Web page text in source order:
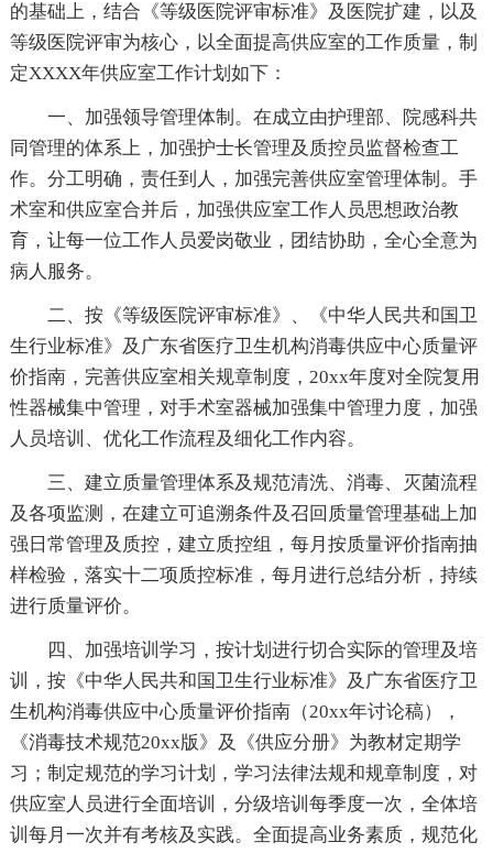
的基础上，结合《等级医院评审标准》及医院扩建，以及
等级医院评审为核心，以全面提高供应室的工作质量，制
定XXXX年供应室工作计划如下：
一、加强领导管理体制。在成立由护理部、院感科共
同管理的体系上，加强护士长管理及质控员监督检查工
作。分工明确，责任到人，加强完善供应室管理体制。手
术室和供应室合并后，加强供应室工作人员思想政治教
育，让每一位工作人员爱岗敬业，团结协助，全心全意为
病人服务。
二、按《等级医院评审标准》、《中华人民共和国卫
生行业标准》及广东省医疗卫生机构消毒供应中心质量评
价指南，完善供应室相关规章制度，20xx年度对全院复用
性器械集中管理，对手术室器械加强集中管理力度，加强
人员培训、优化工作流程及细化工作内容。
三、建立质量管理体系及规范清洗、消毒、灭菌流程
及各项监测，在建立可追溯条件及召回质量管理基础上加
强日常管理及质控，建立质控组，每月按质量评价指南抽
样检验，落实十二项质控标准，每月进行总结分析，持续
进行质量评价。
四、加强培训学习，按计划进行切合实际的管理及培
训，按《中华人民共和国卫生行业标准》及广东省医疗卫
生机构消毒供应中心质量评价指南（20xx年讨论稿），
《消毒技术规范20xx版》及《供应分册》为教材定期学
习；制定规范的学习计划，学习法律法规和规章制度，对
供应室人员进行全面培训，分级培训每季度一次，全体培
训每月一次并有考核及实践。全面提高业务素质，规范化